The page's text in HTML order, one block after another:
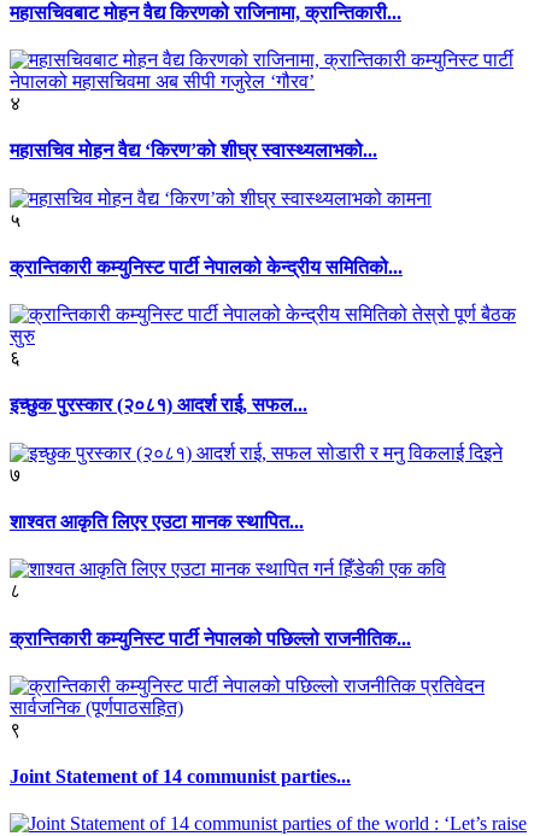
महासचिवबाट मोहन वैद्य किरणको राजिनामा, क्रान्तिकारी...
४
महासचिव मोहन वैद्य ‘किरण’को शीघ्र स्वास्थ्यलाभको...
५
क्रान्तिकारी कम्युनिस्ट पार्टी नेपालको केन्द्रीय समितिको...
६
इच्छुक पुरस्कार (२०८१) आदर्श राई, सफल...
७
शाश्वत आकृति लिएर एउटा मानक स्थापित...
८
क्रान्तिकारी कम्युनिस्ट पार्टी नेपालको पछिल्लो राजनीतिक...
९
Joint Statement of 14 communist parties...